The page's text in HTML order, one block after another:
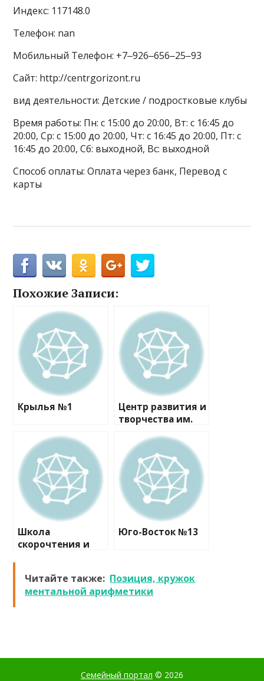
Индекс: 117148.0
Телефон: nan
Мобильный Телефон: +7‒926‒656‒25‒93
Сайт: http://centrgorizont.ru
вид деятельности: Детские / подростковые клубы
Время работы: Пн: с 15:00 до 20:00, Вт: с 16:45 до
20:00, Ср: с 15:00 до 20:00, Чт: с 16:45 до 20:00, Пт: с
16:45 до 20:00, Сб: выходной, Вс: выходной
Способ оплаты: Оплата через банк, Перевод с
карты
Похожие Записи:
Крылья №1
Центр развития и
творчества им.
Невского
Школа
скорочтения и
Юго-Восток №13
Читайте также: Позиция, кружок
ментальной арифметики
Семейный портал © 2026